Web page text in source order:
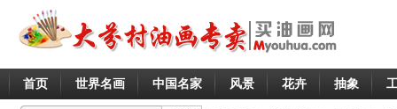
首页 世界名画 中国名家 风景 花卉 抽象